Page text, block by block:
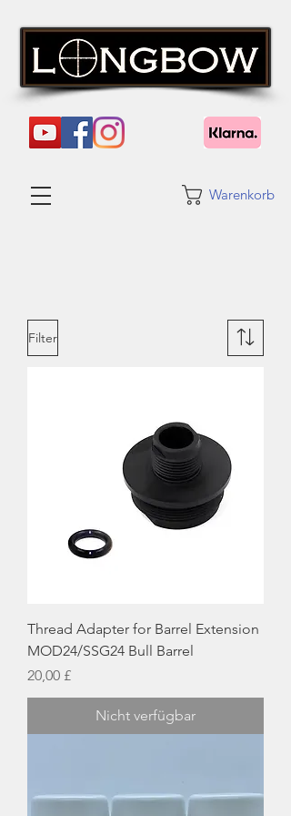
Warenkorb
Filter
Thread Adapter for Barrel Extension
MOD24/SSG24 Bull Barrel
Preis
20,00 £
Nicht verfügbar